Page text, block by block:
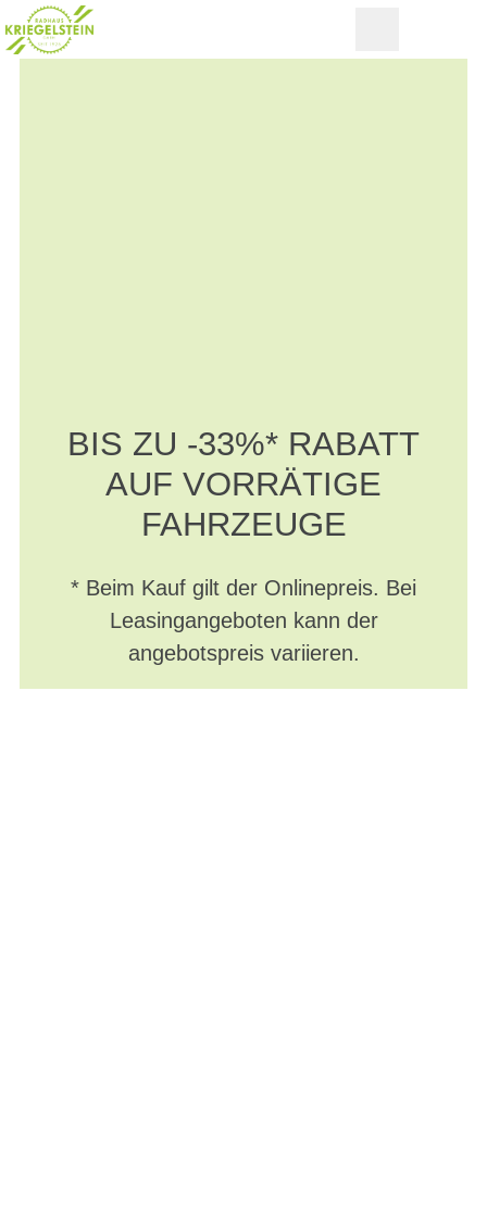
BIS ZU -33%* RABATT
AUF VORRÄTIGE
FAHRZEUGE
* Beim Kauf gilt der Onlinepreis. Bei
Leasingangeboten kann der
angebotspreis variieren.